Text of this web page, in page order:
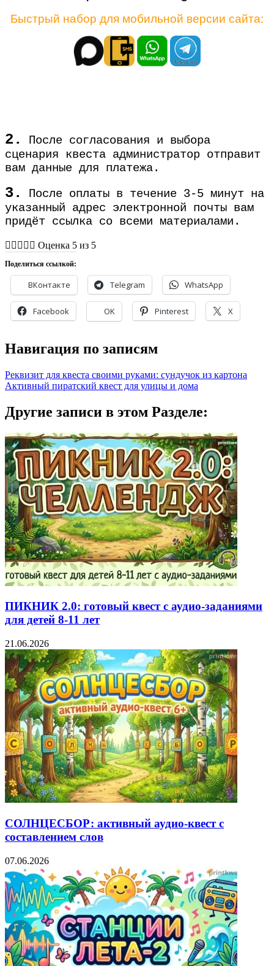
Быстрый набор для мобильной версии сайта:
2.
После согласования и выбора
сценария квеста администратор отправит
вам данные для платежа.
3.
После оплаты в течение 3-5 минут на
указанный адрес электронной почты вам
придёт ссылка со всеми материалами.
     Оценка 5 из 5
Поделиться ссылкой:
ВКонтакте Telegram WhatsApp
Facebook OK Pinterest X
Навигация по записям
Реквизит для квеста своими руками: сундучок из картона
Активный пиратский квест для улицы и дома
Другие записи в этом Разделе:
ПИКНИК 2.0: готовый квест с аудио-заданиями
для детей 8-11 лет
21.06.2026
СОЛНЦЕСБОР: активный аудио-квест с
составлением слов
07.06.2026